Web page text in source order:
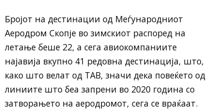
Бројот на дестинации од Меѓународниот
Аеродром Скопје во зимскиот распоред на
летање беше 22, а сега авиокомпаниите
најавија вкупно 41 редовна дестинација, што,
како што велат од ТАВ, значи дека повеќето од
линиите што беа запрени во 2020 година со
затворањето на аеродромот, сега се враќаат.